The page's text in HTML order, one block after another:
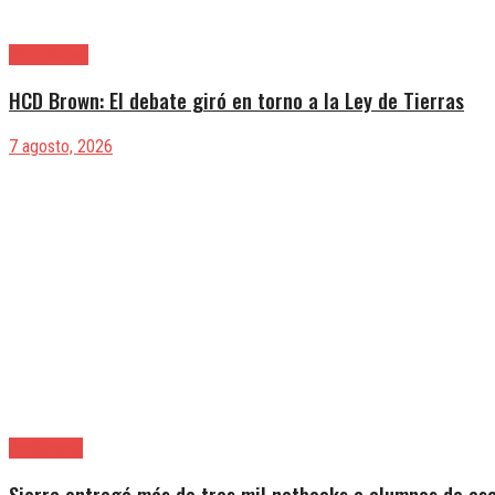
HCD Brown: El debate giró en torno a la Ley de Tierras
7 agosto, 2026